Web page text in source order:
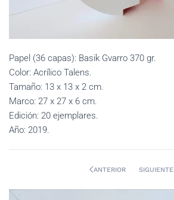
Papel (36 capas): Basik Gvarro 370 gr.
Color: Acrílico Talens.
Tamaño: 13 x 13 x 2 cm.
Marco: 27 x 27 x 6 cm.
Edición: 20 ejemplares.
Año: 2019.
ANTERIOR SIGUIENTE